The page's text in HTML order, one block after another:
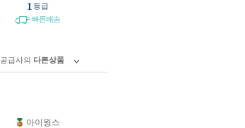
1 등급
빠른배송
공급사의 다른상품
아이윙스